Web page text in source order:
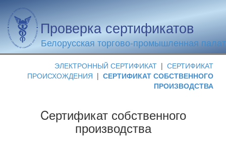
Проверка сертификатов
Белорусская торгово-промышленная
ЭЛЕКТРОННЫЙ СЕРТИФИКАТ | СЕРТИФИКАТ
ПРОИСХОЖДЕНИЯ | СЕРТИФИКАТ СОБСТВЕННОГО
ПРОИЗВОДСТВА
Cертификат собственного
производства